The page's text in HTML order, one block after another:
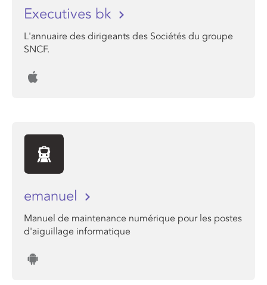
Executives bk
L'annuaire des dirigeants des Sociétés du groupe
SNCF.
emanuel
Manuel de maintenance numérique pour les postes
d'aiguillage informatique